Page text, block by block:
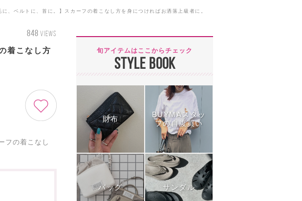
に、ベルトに、首に。】スカーフの着こなし方を身につければお洒落上級者に。
848 VIEWS
着こなし方
フの着こなし
旬アイテムはここからチェック
STYLE BOOK
財布
BUYMAスタッ
フの自腹買い
バッグ サンダル